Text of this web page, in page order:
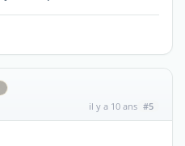
il y a 10 ans #5